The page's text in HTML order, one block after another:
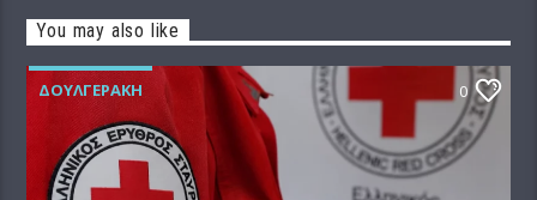
You may also like
ΔΟΥΛΓΕΡΆΚΗ 0